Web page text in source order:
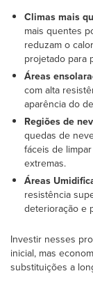
Climas mais
mais quentes
reduzam o
projetado para
Áreas
com alta
aparência do
Regiões de
quedas de
fáceis de
extremas.
Áreas
resistência
deterioração e
Investir nesses
inicial, mas
substituições a